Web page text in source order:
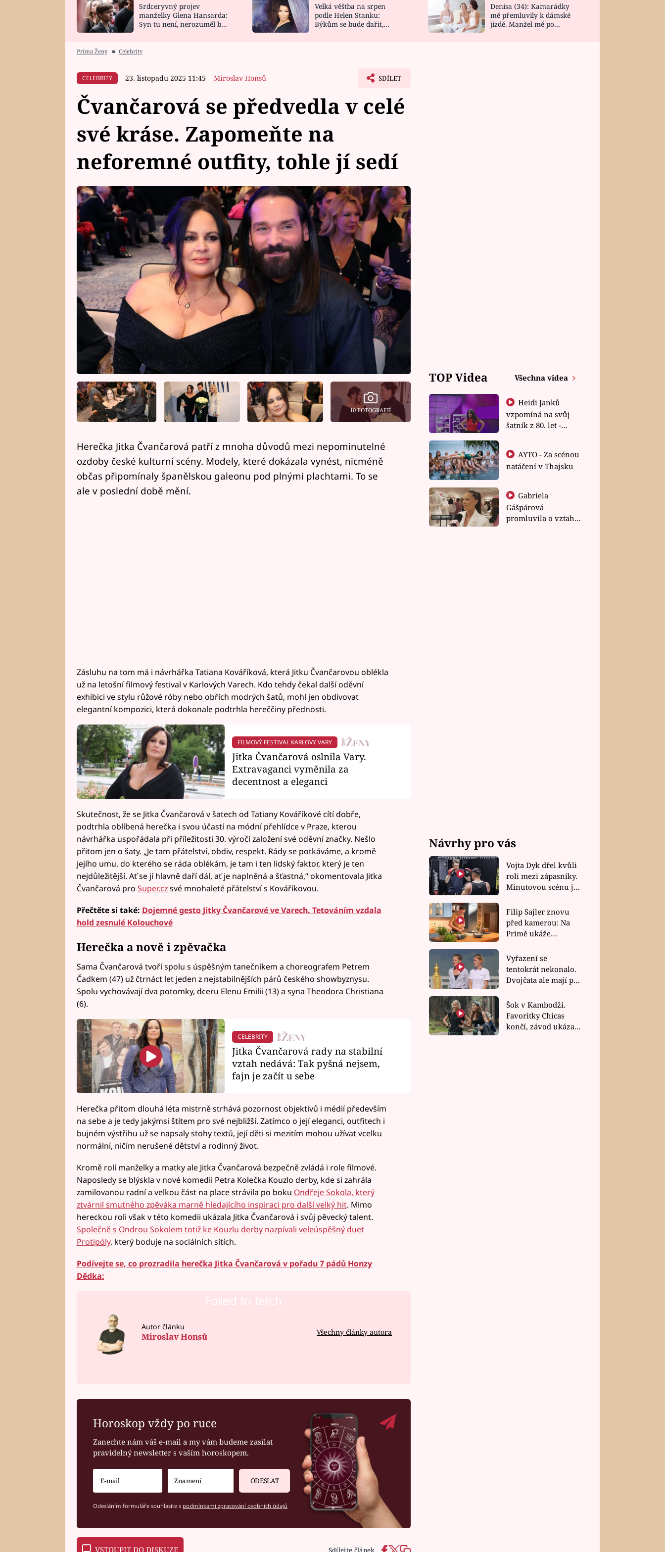
HOROSKOP NA
CELEBRITY
VAŘENÍ
NOVINKY
VIDEORECEPTY
DESIGN
Srdceryvný projev
manželky Glena Hansarda:
Syn tu není, nerozuměl by
Velká věštba na srpen
podle Helen Stanku:
Býkům se bude dařit,
Denisa (34): Kamarádky
mě přemluvily k dámské
jízdě. Manžel mě po
Prima Ženy ■ Celebrity
CELEBRITY 23. listopadu 2025 11:45 Miroslav Honsů SDÍLET
Čvančarová se předvedla v celé
své kráse. Zapomeňte na
neforemné outfity, tohle jí sedí
10 FOTOGRAFIÍ
Herečka Jitka Čvančarová patří z mnoha důvodů mezi nepominutelné
ozdoby české kulturní scény. Modely, které dokázala vynést, nicméně
občas připomínaly španělskou galeonu pod plnými plachtami. To se
ale v poslední době mění.
Zásluhu na tom má i návrhářka Tatiana Kováříková, která Jitku Čvančarovou oblékla
už na letošní filmový festival v Karlových Varech. Kdo tehdy čekal další oděvní
exhibici ve stylu růžové róby nebo obřích modrých šatů, mohl jen obdivovat
elegantní kompozici, která dokonale podtrhla hereččiny přednosti.
FILMOVÝ FESTIVAL KARLOVY VARY
Jitka Čvančarová oslnila Vary.
Extravaganci vyměnila za
decentnost a eleganci
Skutečnost, že se Jitka Čvančarová v šatech od Tatiany Kováříkové cítí dobře,
podtrhla oblíbená herečka i svou účastí na módní přehlídce v Praze, kterou
návrhářka uspořádala při příležitosti 30. výročí založení své oděvní značky. Nešlo
přitom jen o šaty. „Je tam přátelství, obdiv, respekt. Rády se potkáváme, a kromě
jejího umu, do kterého se ráda oblékám, je tam i ten lidský faktor, který je ten
nejdůležitější. Ať se jí hlavně daří dál, ať je naplněná a šťastná,“ okomentovala Jitka
Čvančarová pro Super.czsvé mnohaleté přátelství s Kováříkovou.
Přečtěte si také: Dojemné gesto Jitky Čvančarové ve Varech. Tetováním vzdala
hold zesnulé Kolouchové
Herečka a nově i zpěvačka
Sama Čvančarová tvoří spolu s úspěšným tanečníkem a choreografem Petrem
Čadkem (47) už čtrnáct let jeden z nejstabilnějších párů českého showbyznysu.
Spolu vychovávají dva potomky, dceru Elenu Emilii (13) a syna Theodora Christiana
(6).
CELEBRITY
Jitka Čvančarová rady na stabilní
vztah nedává: Tak pyšná nejsem,
fajn je začít u sebe
Herečka přitom dlouhá léta mistrně strhává pozornost objektivů i médií především
na sebe a je tedy jakýmsi štítem pro své nejbližší. Zatímco o její eleganci, outfitech i
bujném výstřihu už se napsaly stohy textů, její děti si mezitím mohou užívat vcelku
normální, ničím nerušené dětství a rodinný život.
Kromě rolí manželky a matky ale Jitka Čvančarová bezpečně zvládá i role filmové.
Naposledy se blýskla v nové komedii Petra Kolečka Kouzlo derby, kde si zahrála
zamilovanou radní a velkou část na place strávila po boku Ondřeje Sokola, který
ztvárnil smutného zpěváka marně hledajícího inspiraci pro další velký hit. Mimo
hereckou roli však v této komedii ukázala Jitka Čvančarová i svůj pěvecký talent.
Společně s Ondrou Sokolem totiž ke Kouzlu derby nazpívali veleúspěšný duet
Protipóly, který boduje na sociálních sítích.
Podívejte se, co prozradila herečka Jitka Čvančarová v pořadu 7 pádů Honzy
Dědka:
Failed to fetch
Autor článku
Miroslav Honsů Všechny články autora
Horoskop vždy po ruce
Zanechte nám váš e-mail a my vám budeme zasílat
pravidelný newsletter s vaším horoskopem.
ODESLAT
Odesláním formuláře souhlasíte s podmínkami zpracování osobních údajů
VSTOUPIT DO DISKUZE
TOP Videa Všechna videa
Heidi Janků
vzpomíná na svůj
šatník z 80. let -
natáčení v Thajsku
Gabriela
Gášpárová
promluvila o vztahu
Návrhy pro vás
Vojta Dyk dřel kvůli
roli mezi zápasníky.
Minutovou scénu jel
Filip Sajler znovu
před kamerou: Na
Primě ukáže
rychlé recepty
Vyřazení se
tentokrát nekonalo.
Dvojčata ale mají po
závodu nůž na krku
Šok v Kambodži.
Favoritky Chicas
končí, závod ukázal